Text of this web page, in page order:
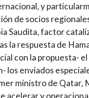
y
de socios
Saudita, factor
la respuesta de
con la propuesta-
los enviados
ministro de Qatar,
acelerar y